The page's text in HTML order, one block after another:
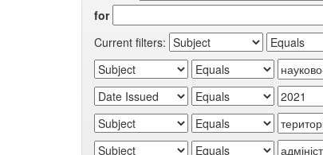
for
Current filters: